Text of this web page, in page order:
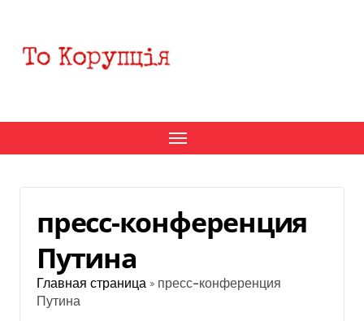
содержанию
пресс-конференция
Путина
Главная страница » пресс-конференция
Путина